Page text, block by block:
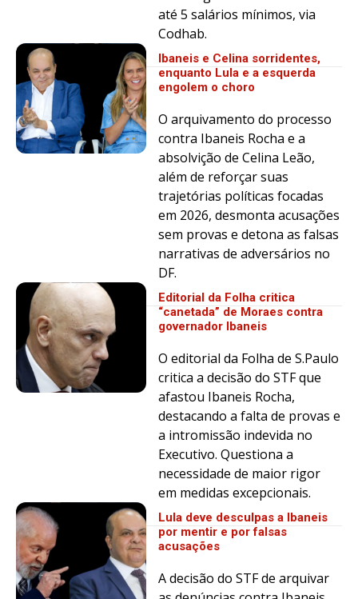
até 5 salários mínimos, via
Codhab.
Ibaneis e Celina sorridentes,
enquanto Lula e a esquerda
engolem o choro
O arquivamento do processo
contra Ibaneis Rocha e a
absolvição de Celina Leão,
além de reforçar suas
trajetórias políticas focadas
em 2026, desmonta acusações
sem provas e detona as falsas
narrativas de adversários no
DF.
Editorial da Folha critica
“canetada” de Moraes contra
governador Ibaneis
O editorial da Folha de S.Paulo
critica a decisão do STF que
afastou Ibaneis Rocha,
destacando a falta de provas e
a intromissão indevida no
Executivo. Questiona a
necessidade de maior rigor
em medidas excepcionais.
Lula deve desculpas a Ibaneis
por mentir e por falsas
acusações
A decisão do STF de arquivar